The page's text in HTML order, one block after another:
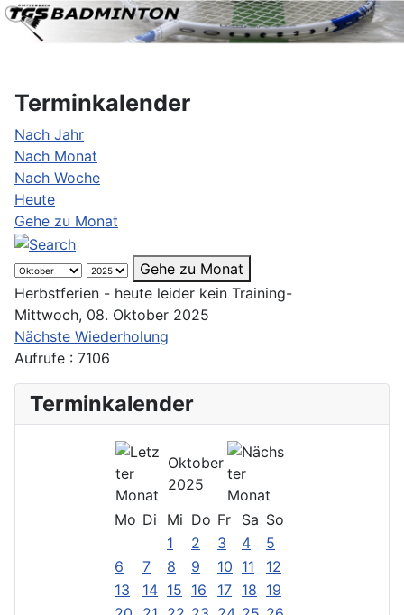
Terminkalender
Nach Jahr
Nach Monat
Nach Woche
Heute
Gehe zu Monat
Gehe zu Monat
Herbstferien - heute leider kein Training-
Mittwoch, 08. Oktober 2025
Nächste Wiederholung
Aufrufe : 7106
Terminkalender
Oktober
2025
Mo Di Mi Do Fr Sa So
1
2 3 4
5
6
7 8 9 10 11
12
13
14 15 16 17 18 19